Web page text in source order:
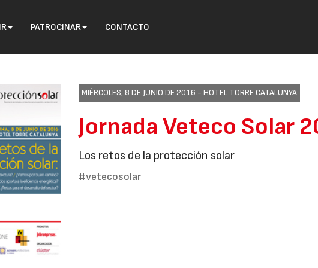
PATROCINAR CONTACTO
MIÉRCOLES, 8 DE JUNIO DE 2016 - HOTEL TORRE CATALUNYA
Jornada Veteco Solar
Los retos de la protección solar
#vetecosolar